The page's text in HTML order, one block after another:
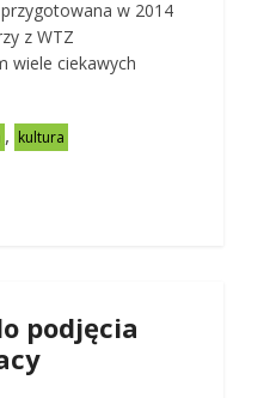
w 2014
z WTZ
wiele ciekawych
, kultura
podjęcia